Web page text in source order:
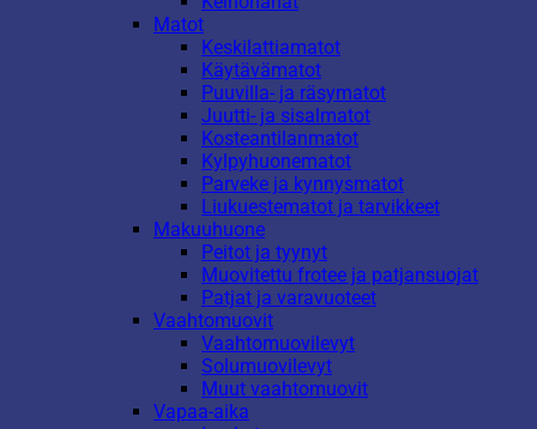
Matot
Keskilattiamatot
Käytävämatot
Puuvilla- ja räsymatot
Juutti- ja sisalmatot
Kosteantilanmatot
Kylpyhuonematot
Parveke ja kynnysmatot
Liukuestematot ja tarvikkeet
Makuuhuone
Peitot ja tyynyt
Muovitettu frotee ja patjansuojat
Patjat ja varavuoteet
Vaahtomuovit
Vaahtomuovilevyt
Solumuovilevyt
Muut vaahtomuovit
Vapaa-aika